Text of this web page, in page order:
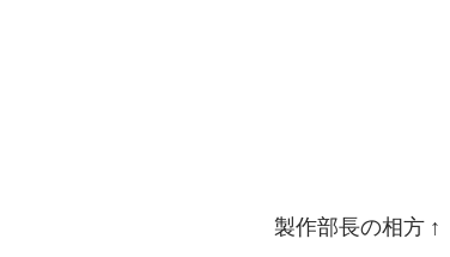
製作部長の相方 ↑